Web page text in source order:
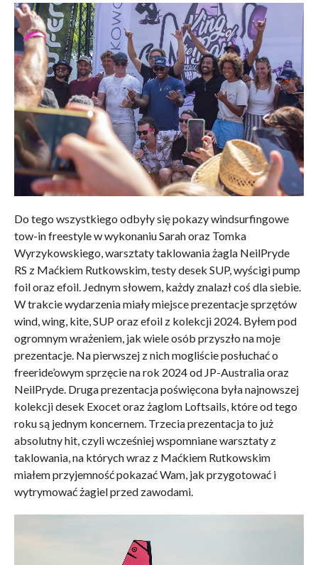
Do tego wszystkiego odbyły się pokazy windsurfingowe
tow-in freestyle w wykonaniu Sarah oraz Tomka
Wyrzykowskiego, warsztaty taklowania żagla NeilPryde
RS z Maćkiem Rutkowskim, testy desek SUP, wyścigi pump
foil oraz efoil. Jednym słowem, każdy znalazł coś dla siebie.
W trakcie wydarzenia miały miejsce prezentacje sprzętów
wind, wing, kite, SUP oraz efoil z kolekcji 2024. Byłem pod
ogromnym wrażeniem, jak wiele osób przyszło na moje
prezentacje. Na pierwszej z nich mogliście posłuchać o
freeride’owym sprzęcie na rok 2024 od JP-Australia oraz
NeilPryde. Druga prezentacja poświęcona była najnowszej
kolekcji desek Exocet oraz żaglom Loftsails, które od tego
roku są jednym koncernem. Trzecia prezentacja to już
absolutny hit, czyli wcześniej wspomniane warsztaty z
taklowania, na których wraz z Maćkiem Rutkowskim
miałem przyjemność pokazać Wam, jak przygotować i
wytrymować żagiel przed zawodami.